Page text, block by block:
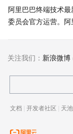
阿里巴巴终端技术
委员会官方运营。
策略和目标并落地执
巴终端域的官方公
注。
关注我们： 新浪微博
文档 | 开发者社区 | 天